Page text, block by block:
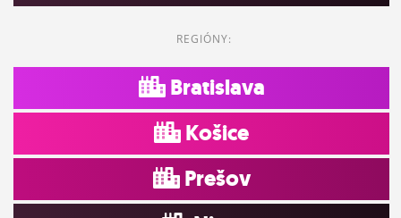
REGIÓNY:
Bratislava
Košice
Prešov